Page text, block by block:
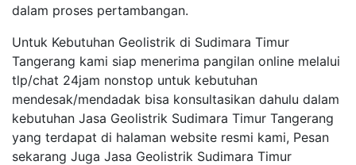
dalam proses pertambangan.
Untuk Kebutuhan Geolistrik di Sudimara Timur
Tangerang kami siap menerima pangilan online melalui
tlp/chat 24jam nonstop untuk kebutuhan
mendesak/mendadak bisa konsultasikan dahulu dalam
kebutuhan Jasa Geolistrik Sudimara Timur Tangerang
yang terdapat di halaman website resmi kami, Pesan
sekarang Juga Jasa Geolistrik Sudimara Timur